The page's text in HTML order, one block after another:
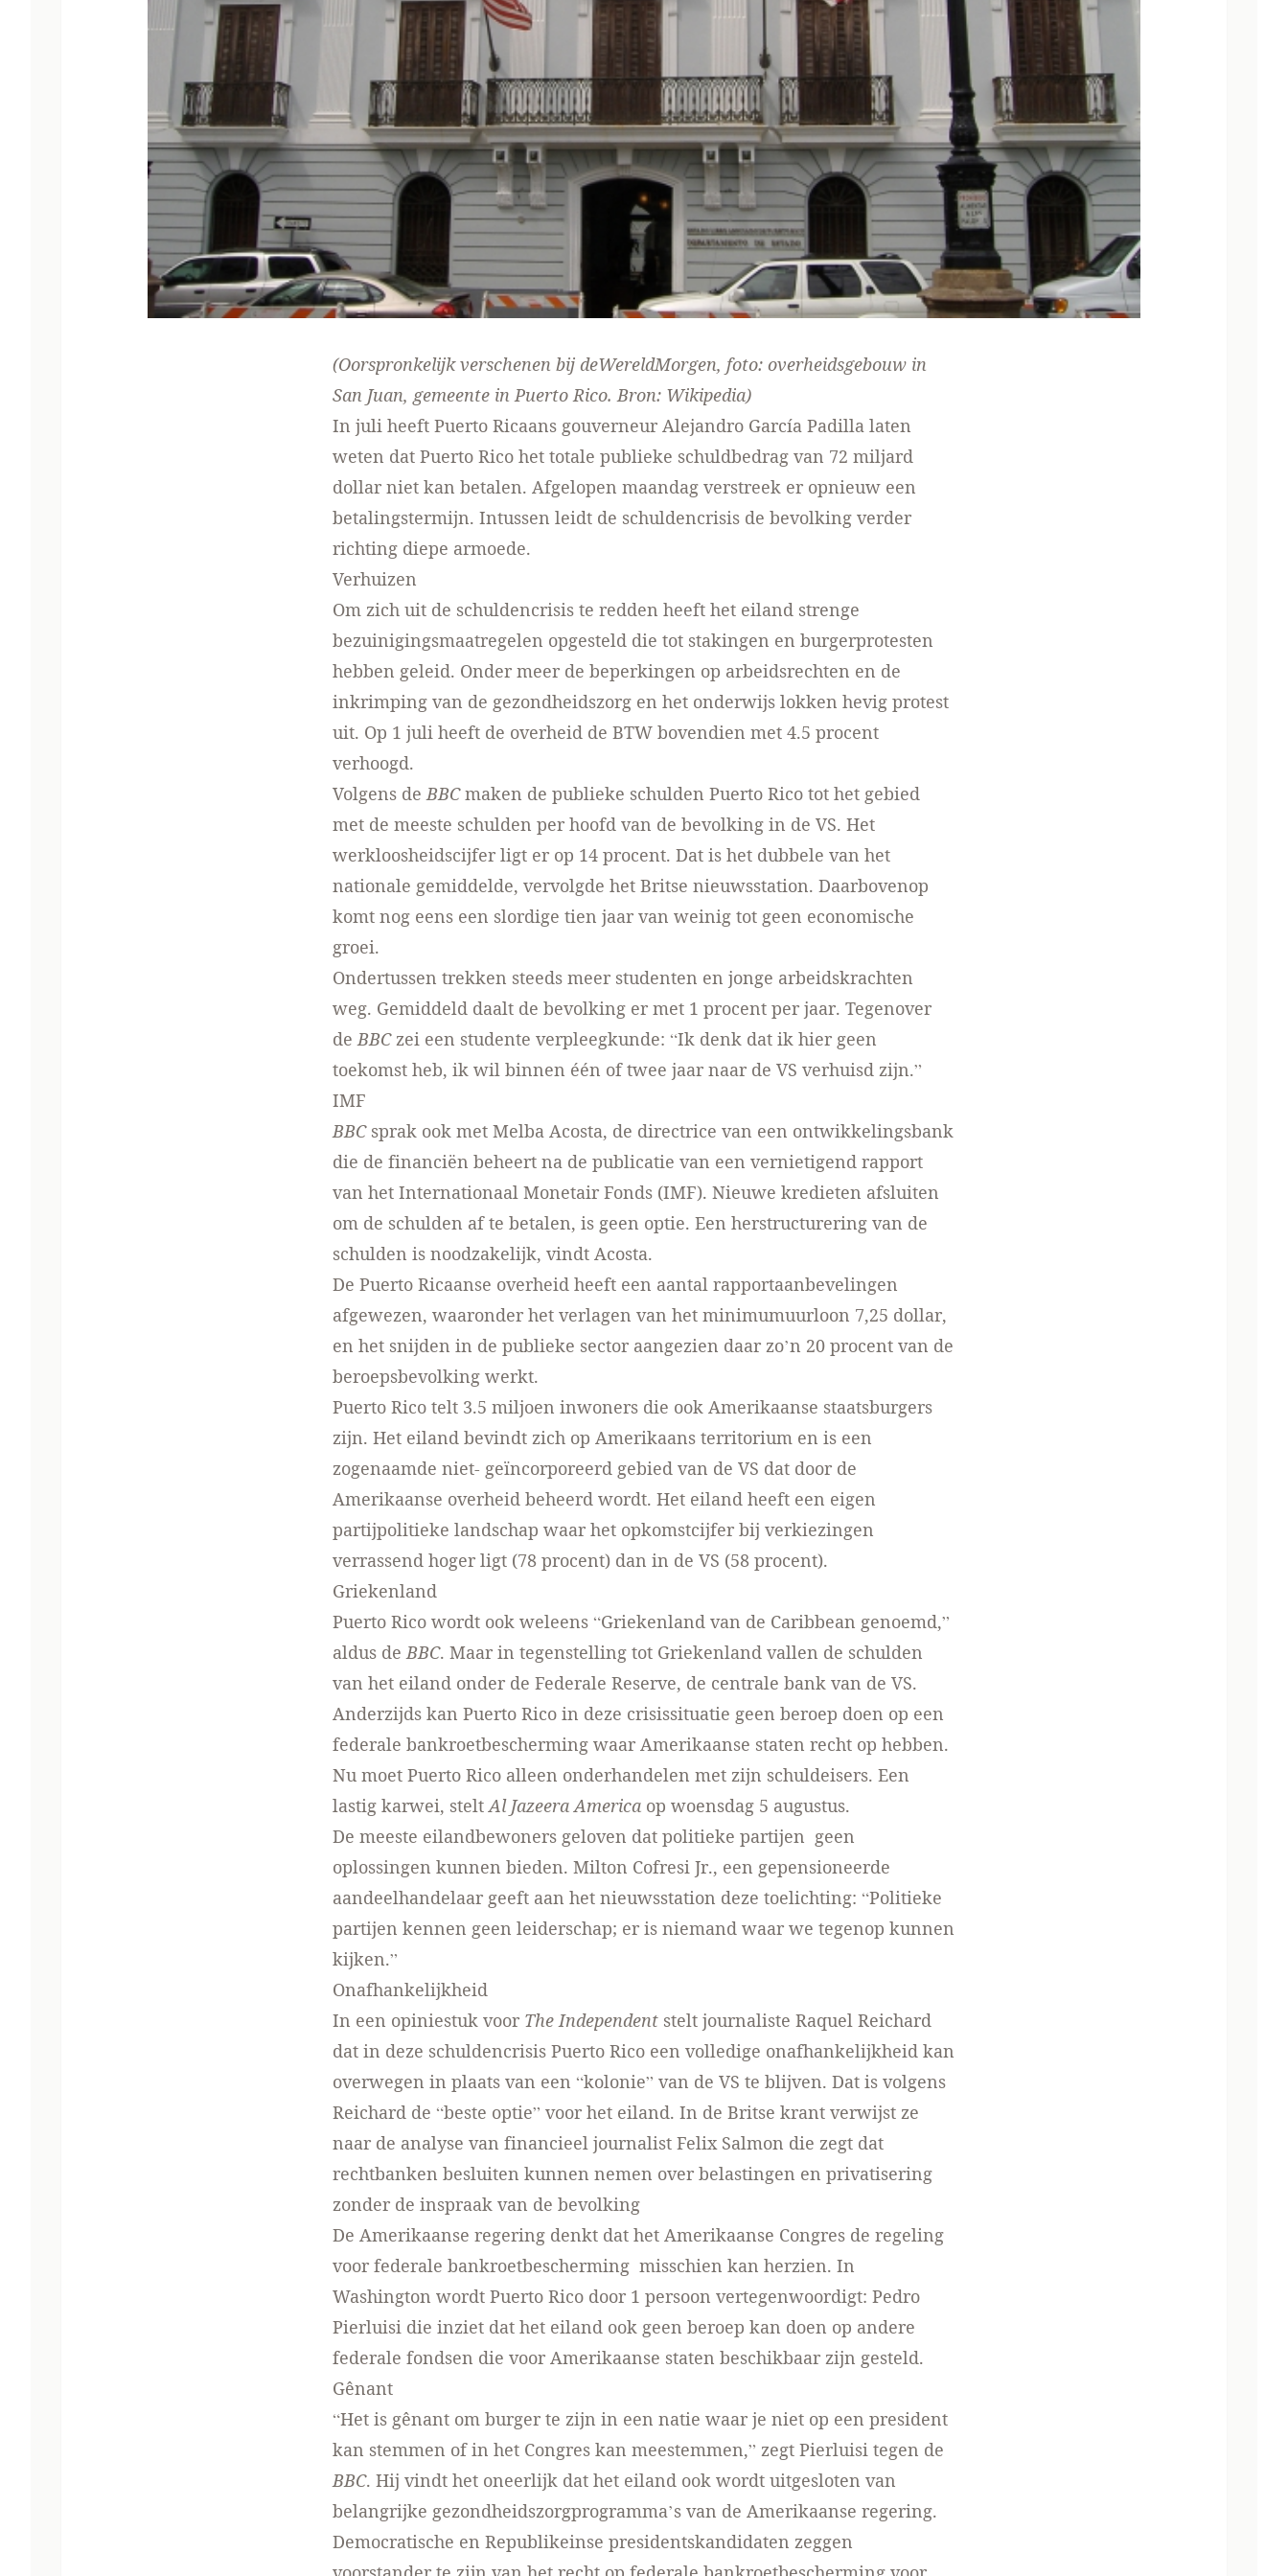
(Oorspronkelijk verschenen bij deWereldMorgen, foto: overheidsgebouw in
San Juan, gemeente in Puerto Rico. Bron: Wikipedia)
In juli heeft Puerto Ricaans gouverneur Alejandro García Padilla laten
weten dat Puerto Rico het totale publieke schuldbedrag van 72 miljard
dollar niet kan betalen. Afgelopen maandag verstreek er opnieuw een
betalingstermijn. Intussen leidt de schuldencrisis de bevolking verder
richting diepe armoede.
Verhuizen
Om zich uit de schuldencrisis te redden heeft het eiland strenge
bezuinigingsmaatregelen opgesteld die tot stakingen en burgerprotesten
hebben geleid. Onder meer de beperkingen op arbeidsrechten en de
inkrimping van de gezondheidszorg en het onderwijs lokken hevig protest
uit. Op 1 juli heeft de overheid de BTW bovendien met 4.5 procent
verhoogd.
Volgens de BBCmaken de publieke schulden Puerto Rico tot het gebied
met de meeste schulden per hoofd van de bevolking in de VS. Het
werkloosheidscijfer ligt er op 14 procent. Dat is het dubbele van het
nationale gemiddelde, vervolgde het Britse nieuwsstation. Daarbovenop
komt nog eens een slordige tien jaar van weinig tot geen economische
groei.
Ondertussen trekken steeds meer studenten en jonge arbeidskrachten
weg. Gemiddeld daalt de bevolking er met 1 procent per jaar. Tegenover
de BBCzei een studente verpleegkunde: “Ik denk dat ik hier geen
toekomst heb, ik wil binnen één of twee jaar naar de VS verhuisd zijn.”
IMF
BBCsprak ook met Melba Acosta, de directrice van een ontwikkelingsbank
die de financiën beheert na de publicatie van een vernietigend rapport
van het Internationaal Monetair Fonds (IMF). Nieuwe kredieten afsluiten
om de schulden af te betalen, is geen optie. Een herstructurering van de
schulden is noodzakelijk, vindt Acosta.
De Puerto Ricaanse overheid heeft een aantal rapportaanbevelingen
afgewezen, waaronder het verlagen van het minimumuurloon 7,25 dollar,
en het snijden in de publieke sector aangezien daar zo’n 20 procent van de
beroepsbevolking werkt.
Puerto Rico telt 3.5 miljoen inwoners die ook Amerikaanse staatsburgers
zijn. Het eiland bevindt zich op Amerikaans territorium en is een
zogenaamde niet- geïncorporeerd gebied van de VS dat door de
Amerikaanse overheid beheerd wordt. Het eiland heeft een eigen
partijpolitieke landschap waar het opkomstcijfer bij verkiezingen
verrassend hoger ligt (78 procent) dan in de VS (58 procent).
Griekenland
Puerto Rico wordt ook weleens “Griekenland van de Caribbean genoemd,”
aldus de BBC. Maar in tegenstelling tot Griekenland vallen de schulden
van het eiland onder de Federale Reserve, de centrale bank van de VS.
Anderzijds kan Puerto Rico in deze crisissituatie geen beroep doen op een
federale bankroetbescherming waar Amerikaanse staten recht op hebben.
Nu moet Puerto Rico alleen onderhandelen met zijn schuldeisers. Een
lastig karwei, stelt Al Jazeera America op woensdag 5 augustus.
De meeste eilandbewoners geloven dat politieke partijen geen
oplossingen kunnen bieden. Milton Cofresi Jr., een gepensioneerde
aandeelhandelaar geeft aan het nieuwsstation deze toelichting: “Politieke
partijen kennen geen leiderschap; er is niemand waar we tegenop kunnen
kijken.”
Onafhankelijkheid
In een opiniestuk voor The Independent stelt journaliste Raquel Reichard
dat in deze schuldencrisis Puerto Rico een volledige onafhankelijkheid kan
overwegen in plaats van een “kolonie” van de VS te blijven. Dat is volgens
Reichard de “beste optie” voor het eiland. In de Britse krant verwijst ze
naar de analyse van financieel journalist Felix Salmon die zegt dat
rechtbanken besluiten kunnen nemen over belastingen en privatisering
zonder de inspraak van de bevolking
De Amerikaanse regering denkt dat het Amerikaanse Congres de regeling
voor federale bankroetbescherming misschien kan herzien. In
Washington wordt Puerto Rico door 1 persoon vertegenwoordigt: Pedro
Pierluisi die inziet dat het eiland ook geen beroep kan doen op andere
federale fondsen die voor Amerikaanse staten beschikbaar zijn gesteld.
Gênant
“Het is gênant om burger te zijn in een natie waar je niet op een president
kan stemmen of in het Congres kan meestemmen,” zegt Pierluisi tegen de
BBC. Hij vindt het oneerlijk dat het eiland ook wordt uitgesloten van
belangrijke gezondheidszorgprogramma’s van de Amerikaanse regering.
Democratische en Republikeinse presidentskandidaten zeggen